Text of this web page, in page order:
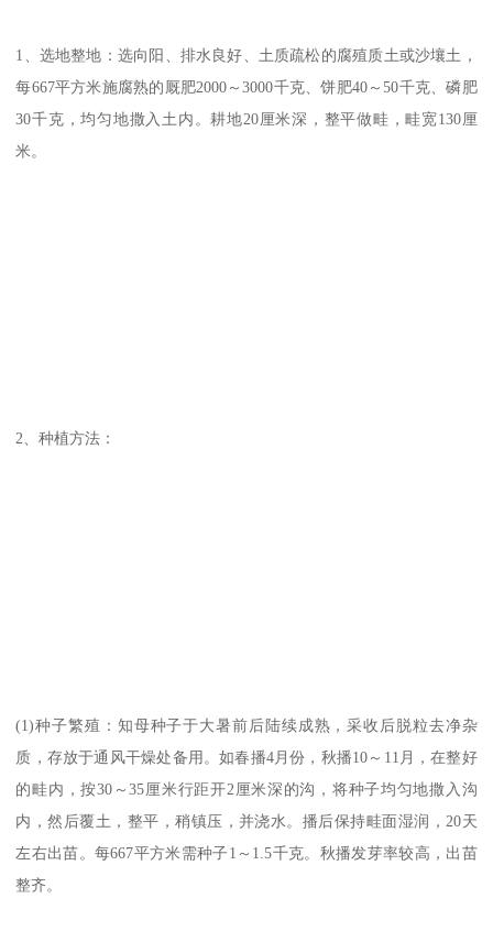
1、选地整地：选向阳、排水良好、土质疏松的腐殖质土或沙壤土，
每667平方米施腐熟的厩肥2000～3000千克、饼肥40～50千克、磷肥
30千克，均匀地撒入土内。耕地20厘米深，整平做畦，畦宽130厘
米。
2、种植方法：
(1)种子繁殖：知母种子于大暑前后陆续成熟，采收后脱粒去净杂
质，存放于通风干燥处备用。如春播4月份，秋播10～11月，在整好
的畦内，按30～35厘米行距开2厘米深的沟，将种子均匀地撒入沟
内，然后覆土，整平，稍镇压，并浇水。播后保持畦面湿润，20天
左右出苗。每667平方米需种子1～1.5千克。秋播发芽率较高，出苗
整齐。